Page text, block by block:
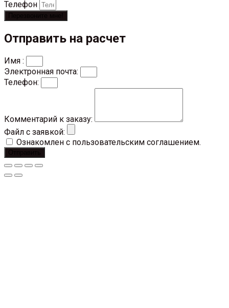
Телефон
Перезвоните мне!
Отправить на расчет
Имя :
Электронная почта:
Телефон:
Комментарий к заказу:
Файл с заявкой:
Ознакомлен с пользовательским соглашением.
Отправить